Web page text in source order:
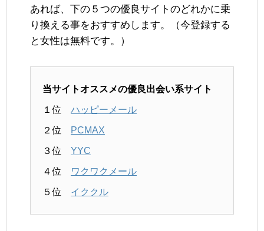
あれば、下の５つの優良サイトのどれかに乗
り換える事をおすすめします。（今登録する
と女性は無料です。）
当サイトオススメの優良出会い系サイト
１位 ハッピーメール
２位 PCMAX
３位 YYC
４位 ワクワクメール
５位 イククル